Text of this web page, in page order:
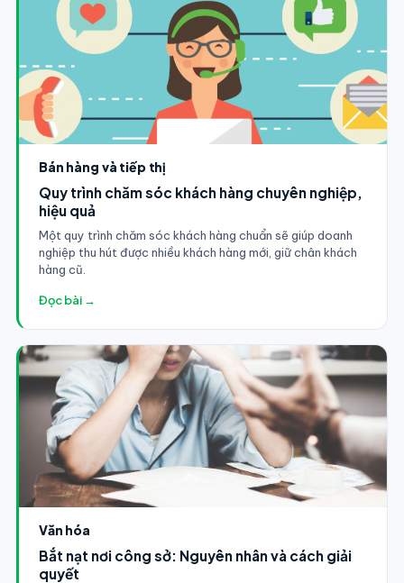
Bán hàng và tiếp thị
Quy trình chăm sóc khách hàng chuyên nghiệp,
hiệu quả
Một quy trình chăm sóc khách hàng chuẩn sẽ giúp doanh
nghiệp thu hút được nhiều khách hàng mới, giữ chân khách
hàng cũ.
Đọc bài →
Văn hóa
Bắt nạt nơi công sở: Nguyên nhân và cách giải
quyết